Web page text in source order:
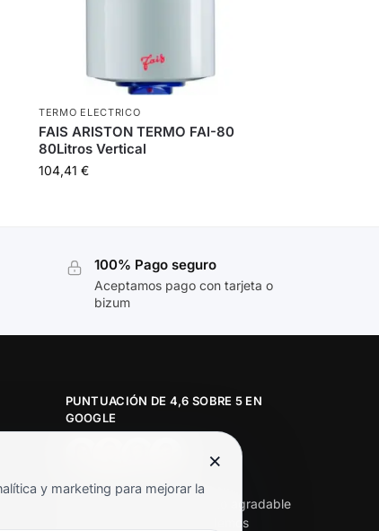
TERMO ELECTRICO
FAIS ARISTON TERMO FAI-80
80Litros Vertical
104,41€
100% Pago seguro
Aceptamos pago con tarjeta o
bizum
PUNTUACIÓN DE 4,6 SOBRE 5 EN
GOOGLE
★★★★★
«Servicio de calidad y trato agradable
con precios excelentes. Hemos
×
y marketing para mejorar la